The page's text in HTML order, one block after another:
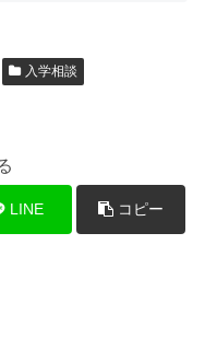
入学相談
LINE コピー